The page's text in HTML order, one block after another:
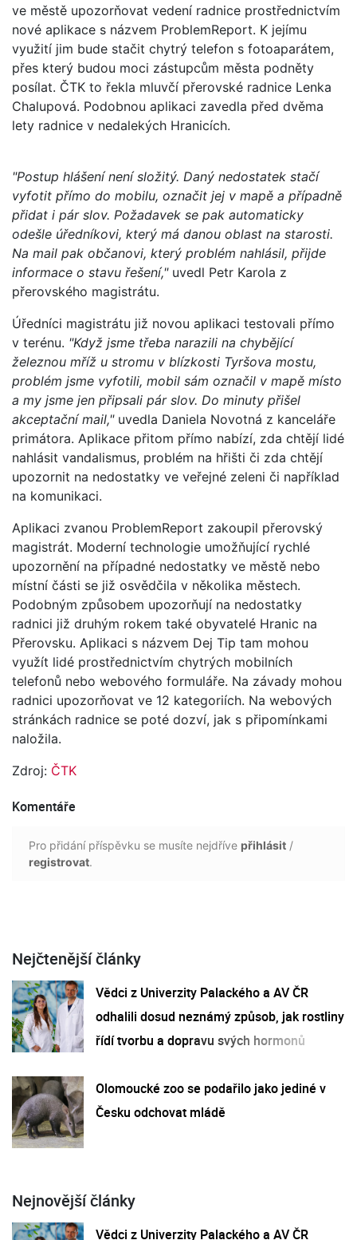
ve městě upozorňovat vedení radnice prostřednictvím
nové aplikace s názvem ProblemReport. K jejímu
využití jim bude stačit chytrý telefon s fotoaparátem,
přes který budou moci zástupcům města podněty
posílat. ČTK to řekla mluvčí přerovské radnice Lenka
Chalupová. Podobnou aplikaci zavedla před dvěma
lety radnice v nedalekých Hranicích.
"Postup hlášení není složitý. Daný nedostatek stačí
vyfotit přímo do mobilu, označit jej v mapě a případně
přidat i pár slov. Požadavek se pak automaticky
odešle úředníkovi, který má danou oblast na starosti.
Na mail pak občanovi, který problém nahlásil, přijde
informace o stavu řešení,"uvedl Petr Karola z
přerovského magistrátu.
Úředníci magistrátu již novou aplikaci testovali přímo
v terénu. "Když jsme třeba narazili na chybějící
železnou mříž u stromu v blízkosti Tyršova mostu,
problém jsme vyfotili, mobil sám označil v mapě místo
a my jsme jen připsali pár slov. Do minuty přišel
akceptační mail,"uvedla Daniela Novotná z kanceláře
primátora. Aplikace přitom přímo nabízí, zda chtějí lidé
nahlásit vandalismus, problém na hřišti či zda chtějí
upozornit na nedostatky ve veřejné zeleni či například
na komunikaci.
Aplikaci zvanou ProblemReport zakoupil přerovský
magistrát. Moderní technologie umožňující rychlé
upozornění na případné nedostatky ve městě nebo
místní části se již osvědčila v několika městech.
Podobným způsobem upozorňují na nedostatky
radnici již druhým rokem také obyvatelé Hranic na
Přerovsku. Aplikaci s názvem Dej Tip tam mohou
využít lidé prostřednictvím chytrých mobilních
telefonů nebo webového formuláře. Na závady mohou
radnici upozorňovat ve 12 kategoriích. Na webových
stránkách radnice se poté dozví, jak s připomínkami
naložila.
Zdroj: ČTK
Komentáře
Pro přidání příspěvku se musíte nejdříve přihlásit /
registrovat.
Nejčtenější články
Vědci z Univerzity Palackého a AV ČR
odhalili dosud neznámý způsob, jak rostliny
řídí tvorbu a dopravu svých hormonů
Olomoucké zoo se podařilo jako jediné v
Česku odchovat mládě
Nejnovější články
Vědci z Univerzity Palackého a AV ČR